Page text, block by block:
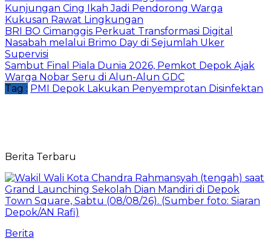
Kunjungan Cing Ikah Jadi Pendorong Warga
Kukusan Rawat Lingkungan
BRI BO Cimanggis Perkuat Transformasi Digital
Nasabah melalui Brimo Day di Sejumlah Uker
Supervisi
Sambut Final Piala Dunia 2026, Pemkot Depok Ajak
Warga Nobar Seru di Alun-Alun GDC
Tag : PMI Depok Lakukan Penyemprotan Disinfektan
Berita Terbaru
Berita